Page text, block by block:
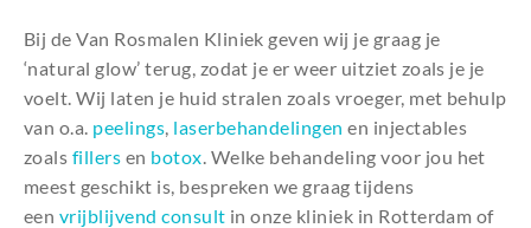
Bij de Van Rosmalen Kliniek geven wij je graag je
‘natural glow’ terug, zodat je er weer uitziet zoals je je
voelt. Wij laten je huid stralen zoals vroeger, met behulp
van o.a. peelings, laserbehandelingen en injectables
zoals fillers en botox. Welke behandeling voor jou het
meest geschikt is, bespreken we graag tijdens
een vrijblijvend consult in onze kliniek in Rotterdam of